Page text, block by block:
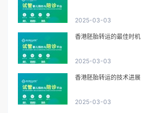
2025-03-03
香港胚胎转运的最佳时机
2025-03-03
香港胚胎转运的技术进展
2025-03-03